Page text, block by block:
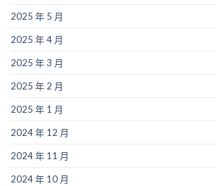
2025 年 5 月
2025 年 4 月
2025 年 3 月
2025 年 2 月
2025 年 1 月
2024 年 12 月
2024 年 11 月
2024 年 10 月